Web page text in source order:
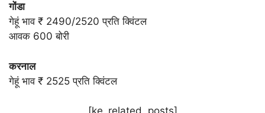
गोंडा
गेहूं भाव ₹ 2490/2520 प्रति क्विंटल
आवक 600 बोरी
करनाल
गेहूं भाव ₹ 2525 प्रति क्विंटल